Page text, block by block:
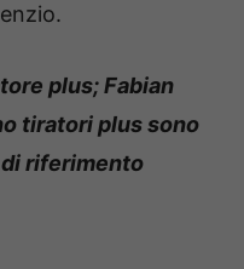
plus; Fabian
tiratori plus sono
riferimento